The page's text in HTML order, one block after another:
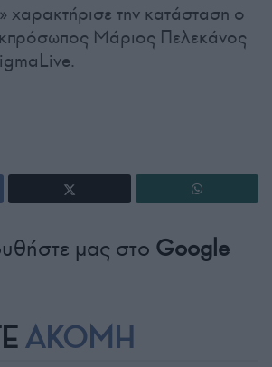
την κατάσταση ο
Μάριος Πελεκάνος
μας στο Google
ΑΚΟΜΗ